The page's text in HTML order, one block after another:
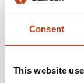
Consent
This website